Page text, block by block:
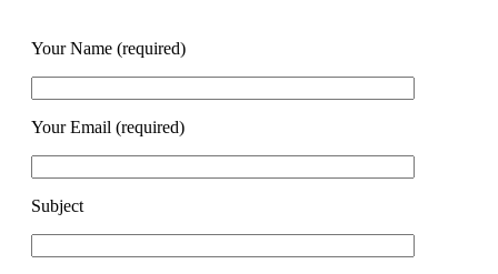
Your Name (required)
Your Email (required)
Subject